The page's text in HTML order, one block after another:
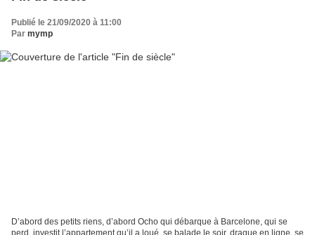
Publié le 21/09/2020 à 11:00
Par mymp
D’abord des petits riens, d’abord Ocho qui débarque à Barcelone, qui se
perd, investit l’appartement qu’il a loué, se balade le soir, drague en ligne, se